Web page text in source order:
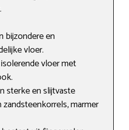
bijzondere en
vloer.
vloer met
sterke en slijtvaste
marmer